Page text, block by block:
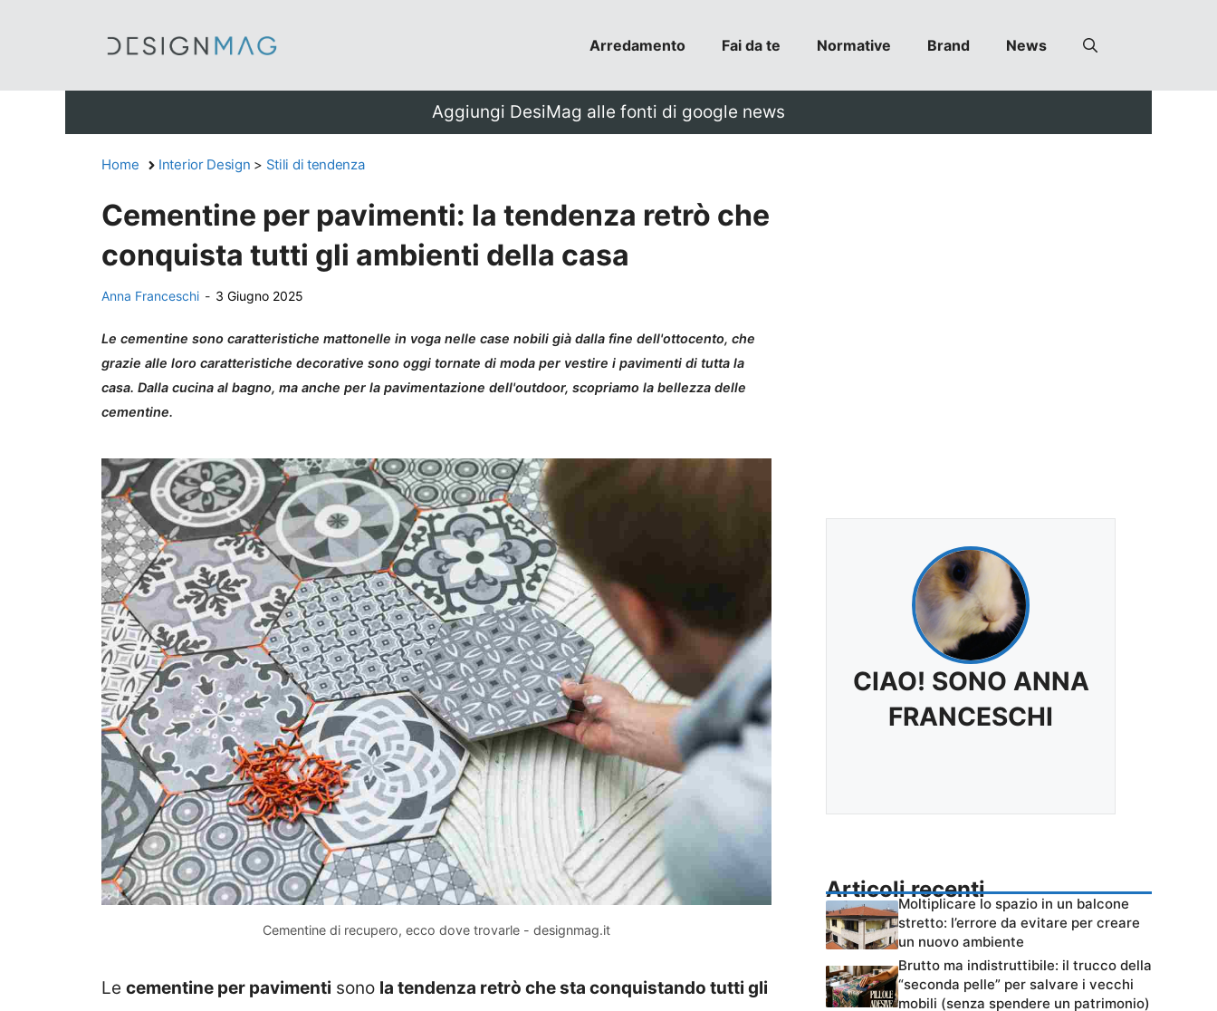
Arredamento Fai da te Normative Brand News
Aggiungi DesiMag alle fonti di google news
Home Interior Design > Stili di tendenza
Cementine per pavimenti: la tendenza retrò che
conquista tutti gli ambienti della casa
Anna Franceschi - 3 Giugno 2025
Le cementine sono caratteristiche mattonelle in voga nelle case nobili già dalla fine dell'ottocento, che
grazie alle loro caratteristiche decorative sono oggi tornate di moda per vestire i pavimenti di tutta la
casa. Dalla cucina al bagno, ma anche per la pavimentazione dell'outdoor, scopriamo la bellezza delle
cementine.
Cementine di recupero, ecco dove trovarle - designmag.it
Le cementine per pavimenti sono la tendenza retrò che sta conquistando tutti gli
CIAO! SONO ANNA
FRANCESCHI
Articoli recenti
Moltiplicare lo spazio in un balcone
stretto: l’errore da evitare per creare
un nuovo ambiente
Brutto ma indistruttibile: il trucco della
“seconda pelle” per salvare i vecchi
mobili (senza spendere un patrimonio)